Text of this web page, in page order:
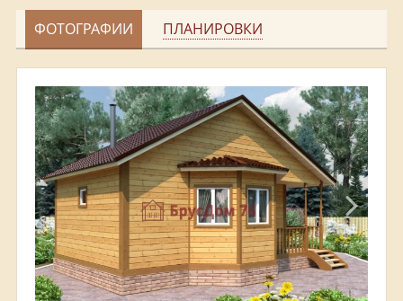
ФОТОГРАФИИ ПЛАНИРОВКИ